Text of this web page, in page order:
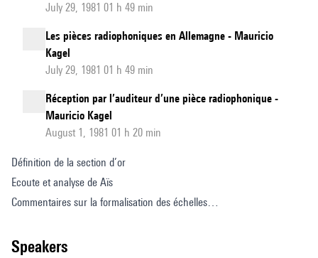
July 29, 1981 01 h 49 min
Les pièces radiophoniques en Allemagne - Mauricio
Kagel
July 29, 1981 01 h 49 min
Réception par l’auditeur d’une pièce radiophonique -
Mauricio Kagel
August 1, 1981 01 h 20 min
Définition de la section d’or
Ecoute et analyse de Aïs
Commentaires sur la formalisation des échelles
speakers